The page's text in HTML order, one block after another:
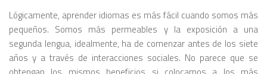
Lógicamente, aprender idiomas es más fácil cuando somos más
pequeños. Somos más permeables y la exposición a una
segunda lengua, idealmente, ha de comenzar antes de los siete
años y a través de interacciones sociales. No parece que se